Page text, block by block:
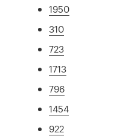
1950
310
723
1713
796
1454
922